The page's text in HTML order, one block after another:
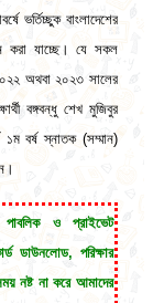
ভর্তিচ্ছুক বাংলাদেশের
করা যাচ্ছে। যে সকল
অথবা ২০২৩ সালের
বঙ্গবন্ধু শেখ মুজিবুর
১ম বর্ষ স্নাতক (সম্মান)
পাবলিক ও প্রাইভেট
ডাউনলোড, পরিক্ষার
নষ্ট না করে আমাদের